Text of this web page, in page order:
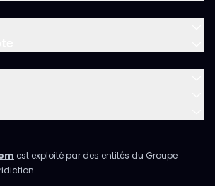
est exploité par des entités du Groupe